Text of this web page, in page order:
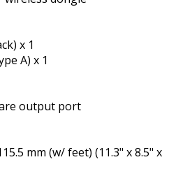
x 1
A) x 1
output port
mm (w/ feet) (11.3" x 8.5" x